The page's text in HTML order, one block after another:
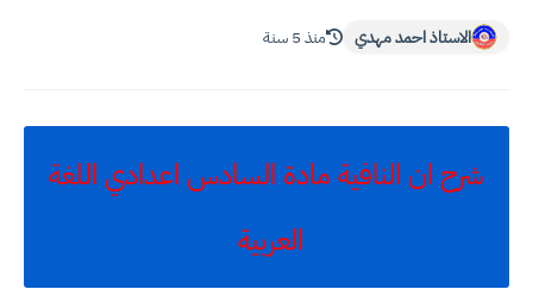
الاستاذ احمد مهدي منذ 5 سنة
شرح ان النافية مادة السادس اعدادي اللغة
العربية